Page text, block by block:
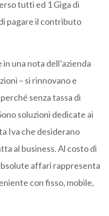
tutti ed 1 Giga di
pagare il contributo
in una nota dell’azienda
– si rinnovano e
senza tassa di
soluzioni dedicate ai
Iva che desiderano
al business. Al costo di
affari rappresenta
con fisso, mobile,